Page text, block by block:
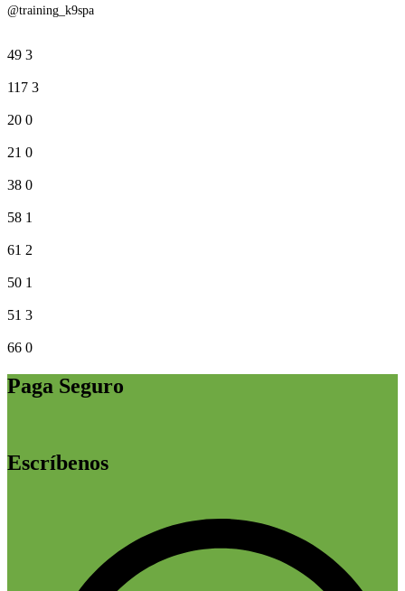
@training_k9spa
49 3
117 3
20 0
21 0
38 0
58 1
61 2
50 1
51 3
66 0
Paga Seguro
Escríbenos